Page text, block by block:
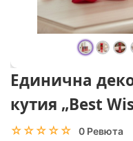
Единична
кутия „Best
☆☆☆☆☆
★★★★★ 0 Ревюта